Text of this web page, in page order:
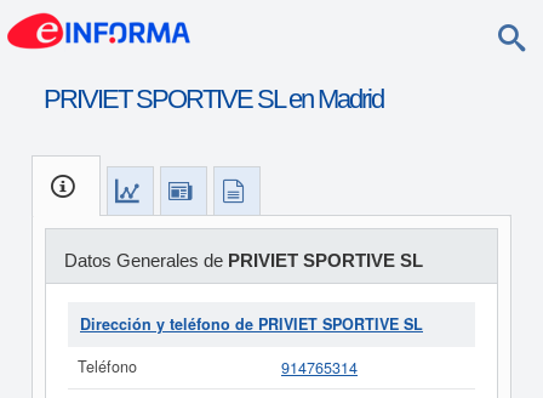
PRIVIET SPORTIVE SL en Madrid
Datos Generales de PRIVIET SPORTIVE SL
Dirección y teléfono de PRIVIET SPORTIVE SL
Teléfono
914765314